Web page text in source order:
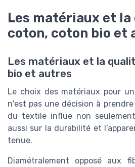
Les matériaux et la
coton, coton bio et
Les matériaux et la
bio et autres
Le choix des matériaux pour un
n'est pas une décision à
du textile influe non
aussi sur la durabilité et
tenue.
Diamétralement opposé aux